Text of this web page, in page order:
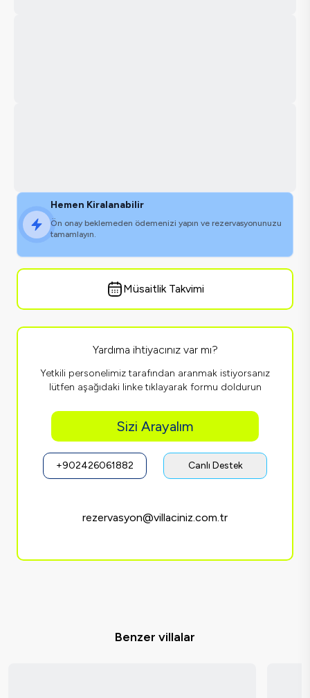
Hemen Kiralanabilir
Ön onay beklemeden ödemenizi yapın ve rezervasyonunuzu
tamamlayın.
Müsaitlik Takvimi
Yardıma ihtiyacınız var mı?
Yetkili personelimiz tarafından aranmak istiyorsanız
lütfen aşağıdaki linke tıklayarak formu doldurun
Sizi Arayalım
+902426061882 Canlı Destek
rezervasyon@villaciniz.com.tr
Benzer villalar